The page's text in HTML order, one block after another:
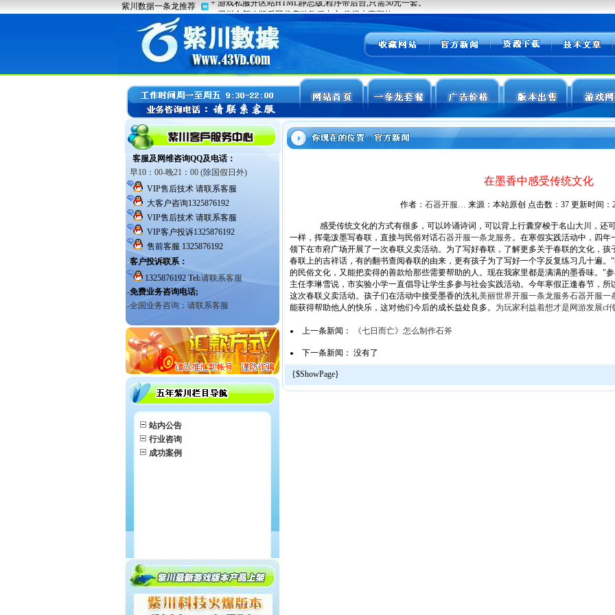
站内公告
行业咨询
成功案例
在墨香中感受传统文化
作者： 石器开服… 来源：本站原创 点击数： 37 更新时间：
感受传统文化的方式有很多，可以吟诵诗词，可以背上行囊穿梭于名山大川，还
一样，挥毫泼墨写春联，直接与民俗对话石器开服一条龙服务。在寒假实践活动中，四年
领下在市府广场开展了一次春联义卖活动。为了写好春联，了解更多关于春联的文化，
春联上的吉祥话，有的翻书查阅春联的由来，更有孩子为了写好一个字反复练习几十遍
的民俗文化，又能把卖得的善款给那些需要帮助的人。现在我家里都是满满的墨香味。"
主任李琳雪说，市实验小学一直倡导让学生多参与社会实践活动。今年寒假正逢春节，
这次春联义卖活动。孩子们在活动中接受墨香的洗礼美丽世界开服一条龙服务石器开服一
能获得帮助他人的快乐，这对他们今后的成长益处良多。 为玩家利益着想才是网游发展cf
上一条新闻： 《七日而亡》怎么制作石斧
下一条新闻： 没有了
{$ShowPage}